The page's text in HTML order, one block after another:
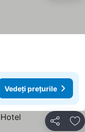
Vedeți prețurile
Distribuiți